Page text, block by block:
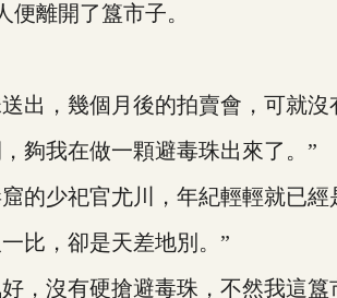
離開了簋市子。
，幾個月後的拍賣會，可就沒
我在做一顆避毒珠出來了。”
少祀官尤川，年紀輕輕就已經
，卻是天差地別。”
沒有硬搶避毒珠，不然我這簋